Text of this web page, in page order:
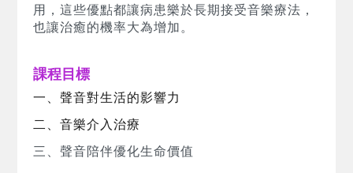
用，這些優點都讓病患樂於長期接受音樂療法，
也讓治癒的機率大為增加。
課程目標
一、聲音對生活的影響力
二、音樂介入治療
三、聲音陪伴優化生命價值